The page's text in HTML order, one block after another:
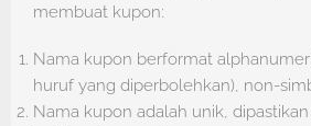
membuat kupon:
Nama kupon berformat
huruf yang diperbolehkan), non-
Nama kupon adalah unik,